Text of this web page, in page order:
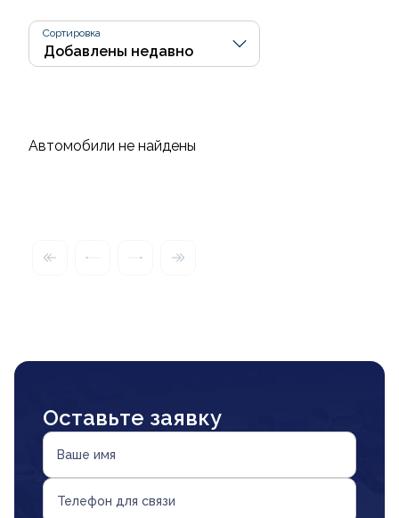
Сортировка
Автомобили не найдены
Оставьте заявку
Ваше имя
Телефон для связи